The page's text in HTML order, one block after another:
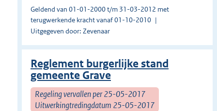
Geldend van 01-01-2000 t/m 31-03-2012 met
terugwerkende kracht vanaf 01-10-2010
Uitgegeven door: Zevenaar
Reglement burgerlijke stand
gemeente Grave
Regeling vervallen per 25-05-2017
Uitwerkingtredingdatum 25-05-2017